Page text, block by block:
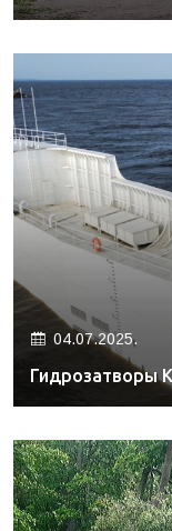
04.07.2025.
Гидрозатворы